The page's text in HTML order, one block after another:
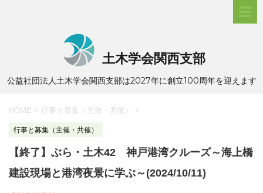
土木学会関西支部
公益社団法人土木学会関西支部は2027年に創立100周年を迎えます
HOME > 行事と募集（主催・共催） >
行事と募集（主催・共催）
【終了】ぶら・土木42 神戸港湾クルーズ～海上橋
建設現場と港湾夜景に学ぶ～(2024/10/11)